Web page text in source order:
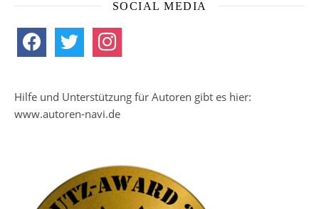
SOCIAL MEDIA
facebook twitter instagram
Hilfe und Unterstützung für Autoren gibt es hier:
www.autoren-navi.de